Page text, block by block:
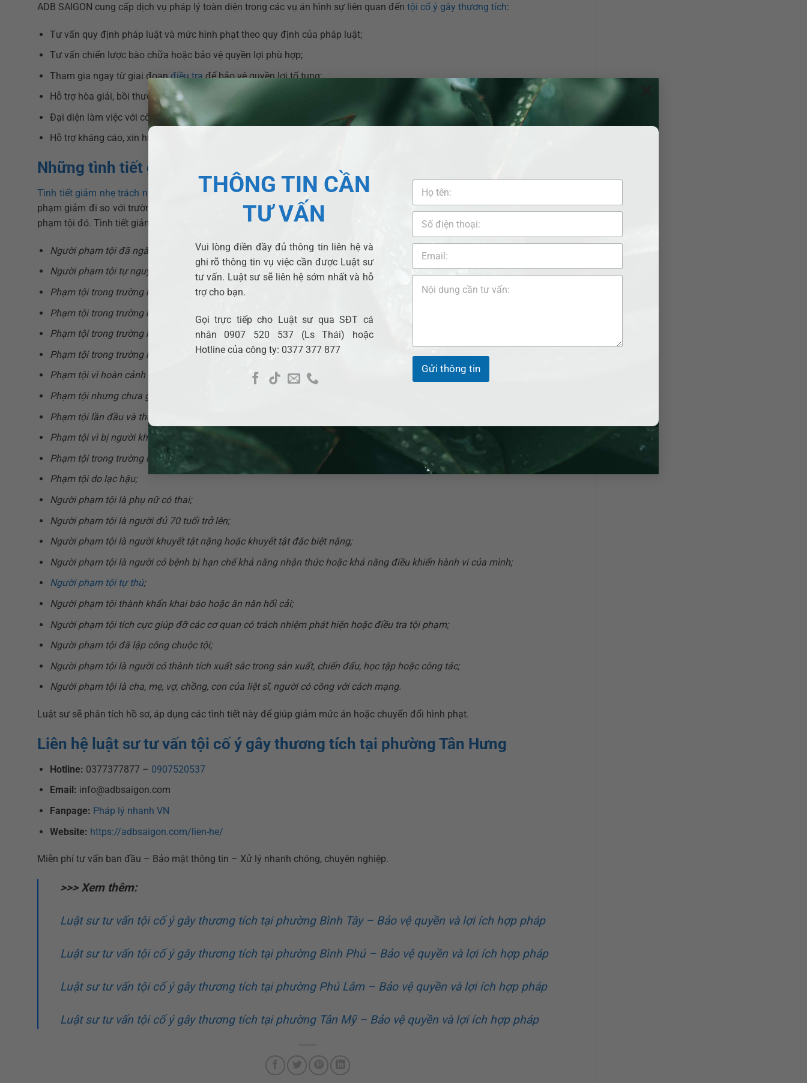
THÔNG TIN CẦN
TƯ VẤN
Vui lòng điền đầy đủ thông tin liên hệ và
ghi rõ thông tin vụ việc cần được Luật sư
tư vấn. Luật sư sẽ liên hệ sớm nhất và hỗ
trợ cho bạn.
Gọi trực tiếp cho Luật sư qua SĐT cá
nhân 0907 520 537 (Ls Thái) hoặc
Hotline của công ty: 0377 377 877
Gửi thông tin
ADB SAIGON cung cấp dịch vụ pháp lý toàn diện trong các vụ án hình sự liên quan đến tội cố ý gây thương tích:
Tư vấn quy định pháp luật và mức hình phạt theo quy định của pháp luật;
Tư vấn chiến lược bào chữa hoặc bảo vệ quyền lợi phù hợp;
Tham gia ngay từ giai đoạnđiều trađể bảo vệ quyền lợi tố tụng;
Hỗ trợ hòa giải, bồi thường thiệt hại nhằm giảm nhẹ trách nhiệm hình sự;
Đại diện làm việc với công an, Viện kiểm sát, Tòa án;
Hỗ trợ kháng cáo, xin hưởng án treo, giảm án.
Những tình tiết giảm nhẹ thường gặp trong tội cố ý gây thương tích
Tình tiết giảm nhẹ trách nhiệm hình sự là tình tiết làm cho mức độ nguy hiểm của trường hợp phạm tội cụ thể của một loại tội
phạm giảm đi so với trường hợp bình thường và do đó được coi là căn cứ để giảm nhẹ trách nhiệm hình sự đối với trường hợp
phạm tội đó. Tình tiết giảm nhẹ được quy định tại Điều 51Bộ Luật Hình sự 2015
Người phạm tội đã ngăn chặn hoặc làm giảm bớt tác hại của tội phạm;
Người phạm tội tự nguyện sửa chữa,
bồi thường thiệt hại hoặc khắc phục hậu quả
Phạm tội trong trường hợp vượt quá giới hạnphòng vệ chính đáng
Phạm tội trong trường hợp vượt quá yêu cầu của
tình thế cấp thiết
Phạm tội trong trường hợp vượt quá mức cần thiết khi bắt giữ người phạm tội;
Phạm tội trong trường hợp bị kích động về tinh thần do hành vi trái pháp luật của nạn nhân gây ra;
Phạm tội vì hoàn cảnh đặc biệt khó khăn mà không phải do mình tự gây ra;
Phạm tội nhưng chưa gây thiệt hại hoặc gây thiệt hại không lớn;
Phạm tội lần đầu và thuộc trường hợp ít nghiêm trọng;
Phạm tội vì bị người khác đe dọa hoặc cưỡng bức;
Phạm tội trong trường hợp bị hạn chế khả năng nhận thức mà không phải do lỗi của mình gây ra;
Phạm tội do lạc hậu;
Người phạm tội là phụ nữ có thai;
Người phạm tội là người đủ 70 tuổi trở lên;
Người phạm tội là người khuyết tật nặng hoặc khuyết tật đặc biệt nặng;
Người phạm tội là người có bệnh bị hạn chế khả năng nhận thức hoặc khả năng điều khiển hành vi của mình;
Người phạm tội tự thú;
Người phạm tội thành khẩn khai báo hoặc ăn năn hối cải;
Người phạm tội tích cực giúp đỡ các cơ quan có trách nhiệm phát hiện hoặc điều tra tội phạm;
Người phạm tội đã lập công chuộc tội;
Người phạm tội là người có thành tích xuất sắc trong sản xuất, chiến đấu, học tập hoặc công tác;
Người phạm tội là cha, mẹ, vợ, chồng, con của liệt sĩ, người có công với cách mạng.
Luật sư sẽ phân tích hồ sơ, áp dụng các tình tiết này để giúp giảm mức án hoặc chuyển đổi hình phạt.
Liên hệ luật sư tư vấn tội cố ý gây thương tích tại phường Tân Hưng
Hotline: 0377377877 – 0907520537
Email: info@adbsaigon.com
Fanpage: Pháp lý nhanh VN
Website: https://adbsaigon.com/lien-he/
Miễn phí tư vấn ban đầu – Bảo mật thông tin – Xử lý nhanh chóng, chuyên nghiệp.
>>> Xem thêm:
Luật sư tư vấn tội cố ý gây thương tích tại phường Bình Tây – Bảo vệ quyền và lợi ích hợp pháp
Luật sư tư vấn tội cố ý gây thương tích tại phường Bình Phú – Bảo vệ quyền và lợi ích hợp pháp
Luật sư tư vấn tội cố ý gây thương tích tại phường Phú Lâm – Bảo vệ quyền và lợi ích hợp pháp
Luật sư tư vấn tội cố ý gây thương tích tại phường Tân Mỹ – Bảo vệ quyền và lợi ích hợp pháp